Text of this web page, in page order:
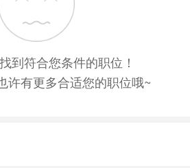
到符合您条件的职位！
许有更多合适您的职位哦~